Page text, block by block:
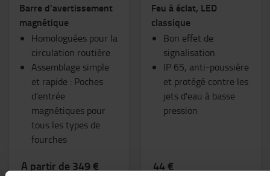
Barre d'avertissement
magnétique
Homologuées pour la
circulation routière
Assemblage simple
et rapide : Poches
d'entrée
magnétiques pour
tous les types de
fourches
A partir de 349 €
Feu à éclat, LED
classique
Bon effet de
signalisation
IP 65, anti-poussière
et protégé contre les
jets d'eau à basse
pression
44 €